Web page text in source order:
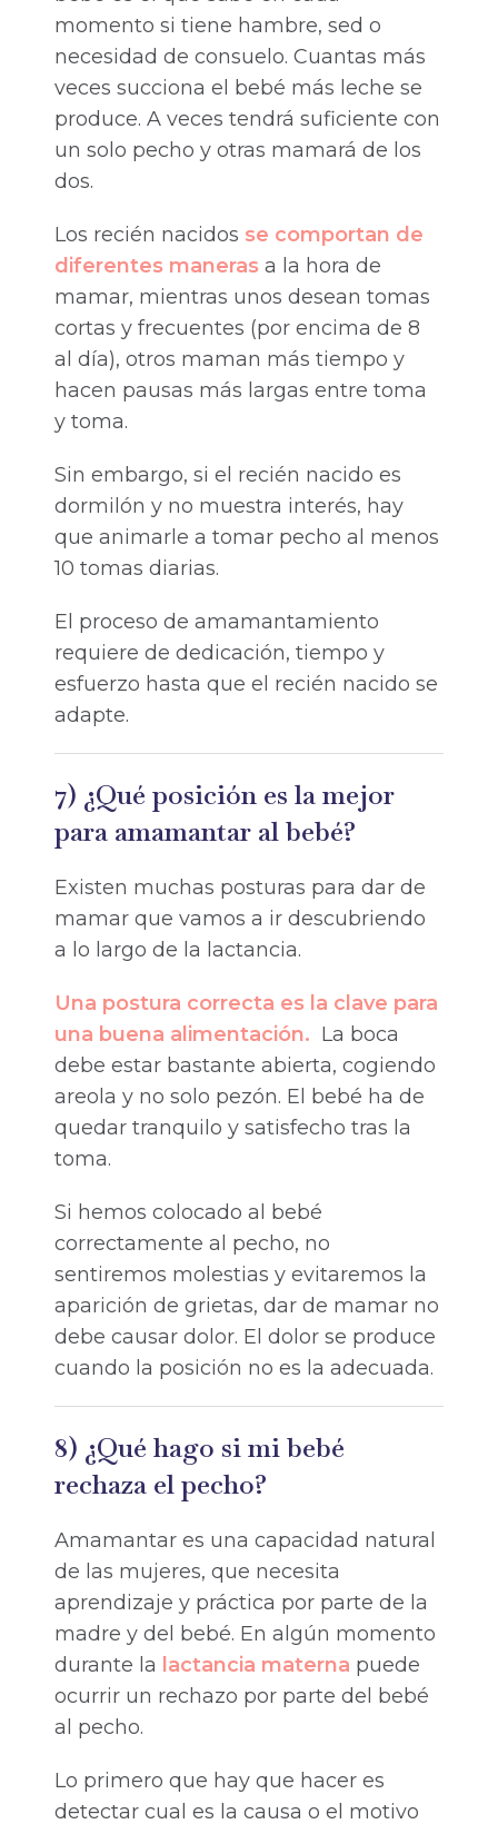
momento si tiene hambre, sed o
necesidad de consuelo. Cuantas más
veces succiona el bebé más leche se
produce. A veces tendrá suficiente con
un solo pecho y otras mamará de los
dos.
Los recién nacidos se comportan de
diferentes maneras a la hora de
mamar, mientras unos desean tomas
cortas y frecuentes (por encima de 8
al día), otros maman más tiempo y
hacen pausas más largas entre toma
y toma.
Sin embargo, si el recién nacido es
dormilón y no muestra interés, hay
que animarle a tomar pecho al menos
10 tomas diarias.
El proceso de amamantamiento
requiere de dedicación, tiempo y
esfuerzo hasta que el recién nacido se
adapte.
7) ¿Qué posición es la mejor
para amamantar al bebé?
Existen muchas posturas para dar de
mamar que vamos a ir descubriendo
a lo largo de la lactancia.
Una postura correcta es la clave para
una buena alimentación. La boca
debe estar bastante abierta, cogiendo
areola y no solo pezón. El bebé ha de
quedar tranquilo y satisfecho tras la
toma.
Si hemos colocado al bebé
correctamente al pecho, no
sentiremos molestias y evitaremos la
aparición de grietas, dar de mamar no
debe causar dolor. El dolor se produce
cuando la posición no es la adecuada.
8) ¿Qué hago si mi bebé
rechaza el pecho?
Amamantar es una capacidad natural
de las mujeres, que necesita
aprendizaje y práctica por parte de la
madre y del bebé. En algún momento
durante la lactancia materna puede
ocurrir un rechazo por parte del bebé
al pecho.
Lo primero que hay que hacer es
detectar cual es la causa o el motivo